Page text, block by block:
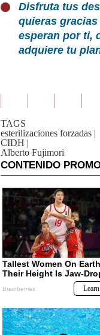
Disfruta tus
quieras
esperan por ti,
adquiere tu
TAGS
esterilizaciones forzadas |
CIDH |
Alberto Fujimori